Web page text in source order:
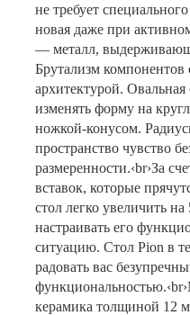
не требует
новая даже при
— металл,
Брутализм компонентов
архитектурой.
изменять форму на
ножкой-конусом.
пространство чувство
размеренности.‹br›За
вставок, которые
стол легко увеличить
настраивать его
ситуацию. Стол Pion в
радовать вас
керамика толщиной 12